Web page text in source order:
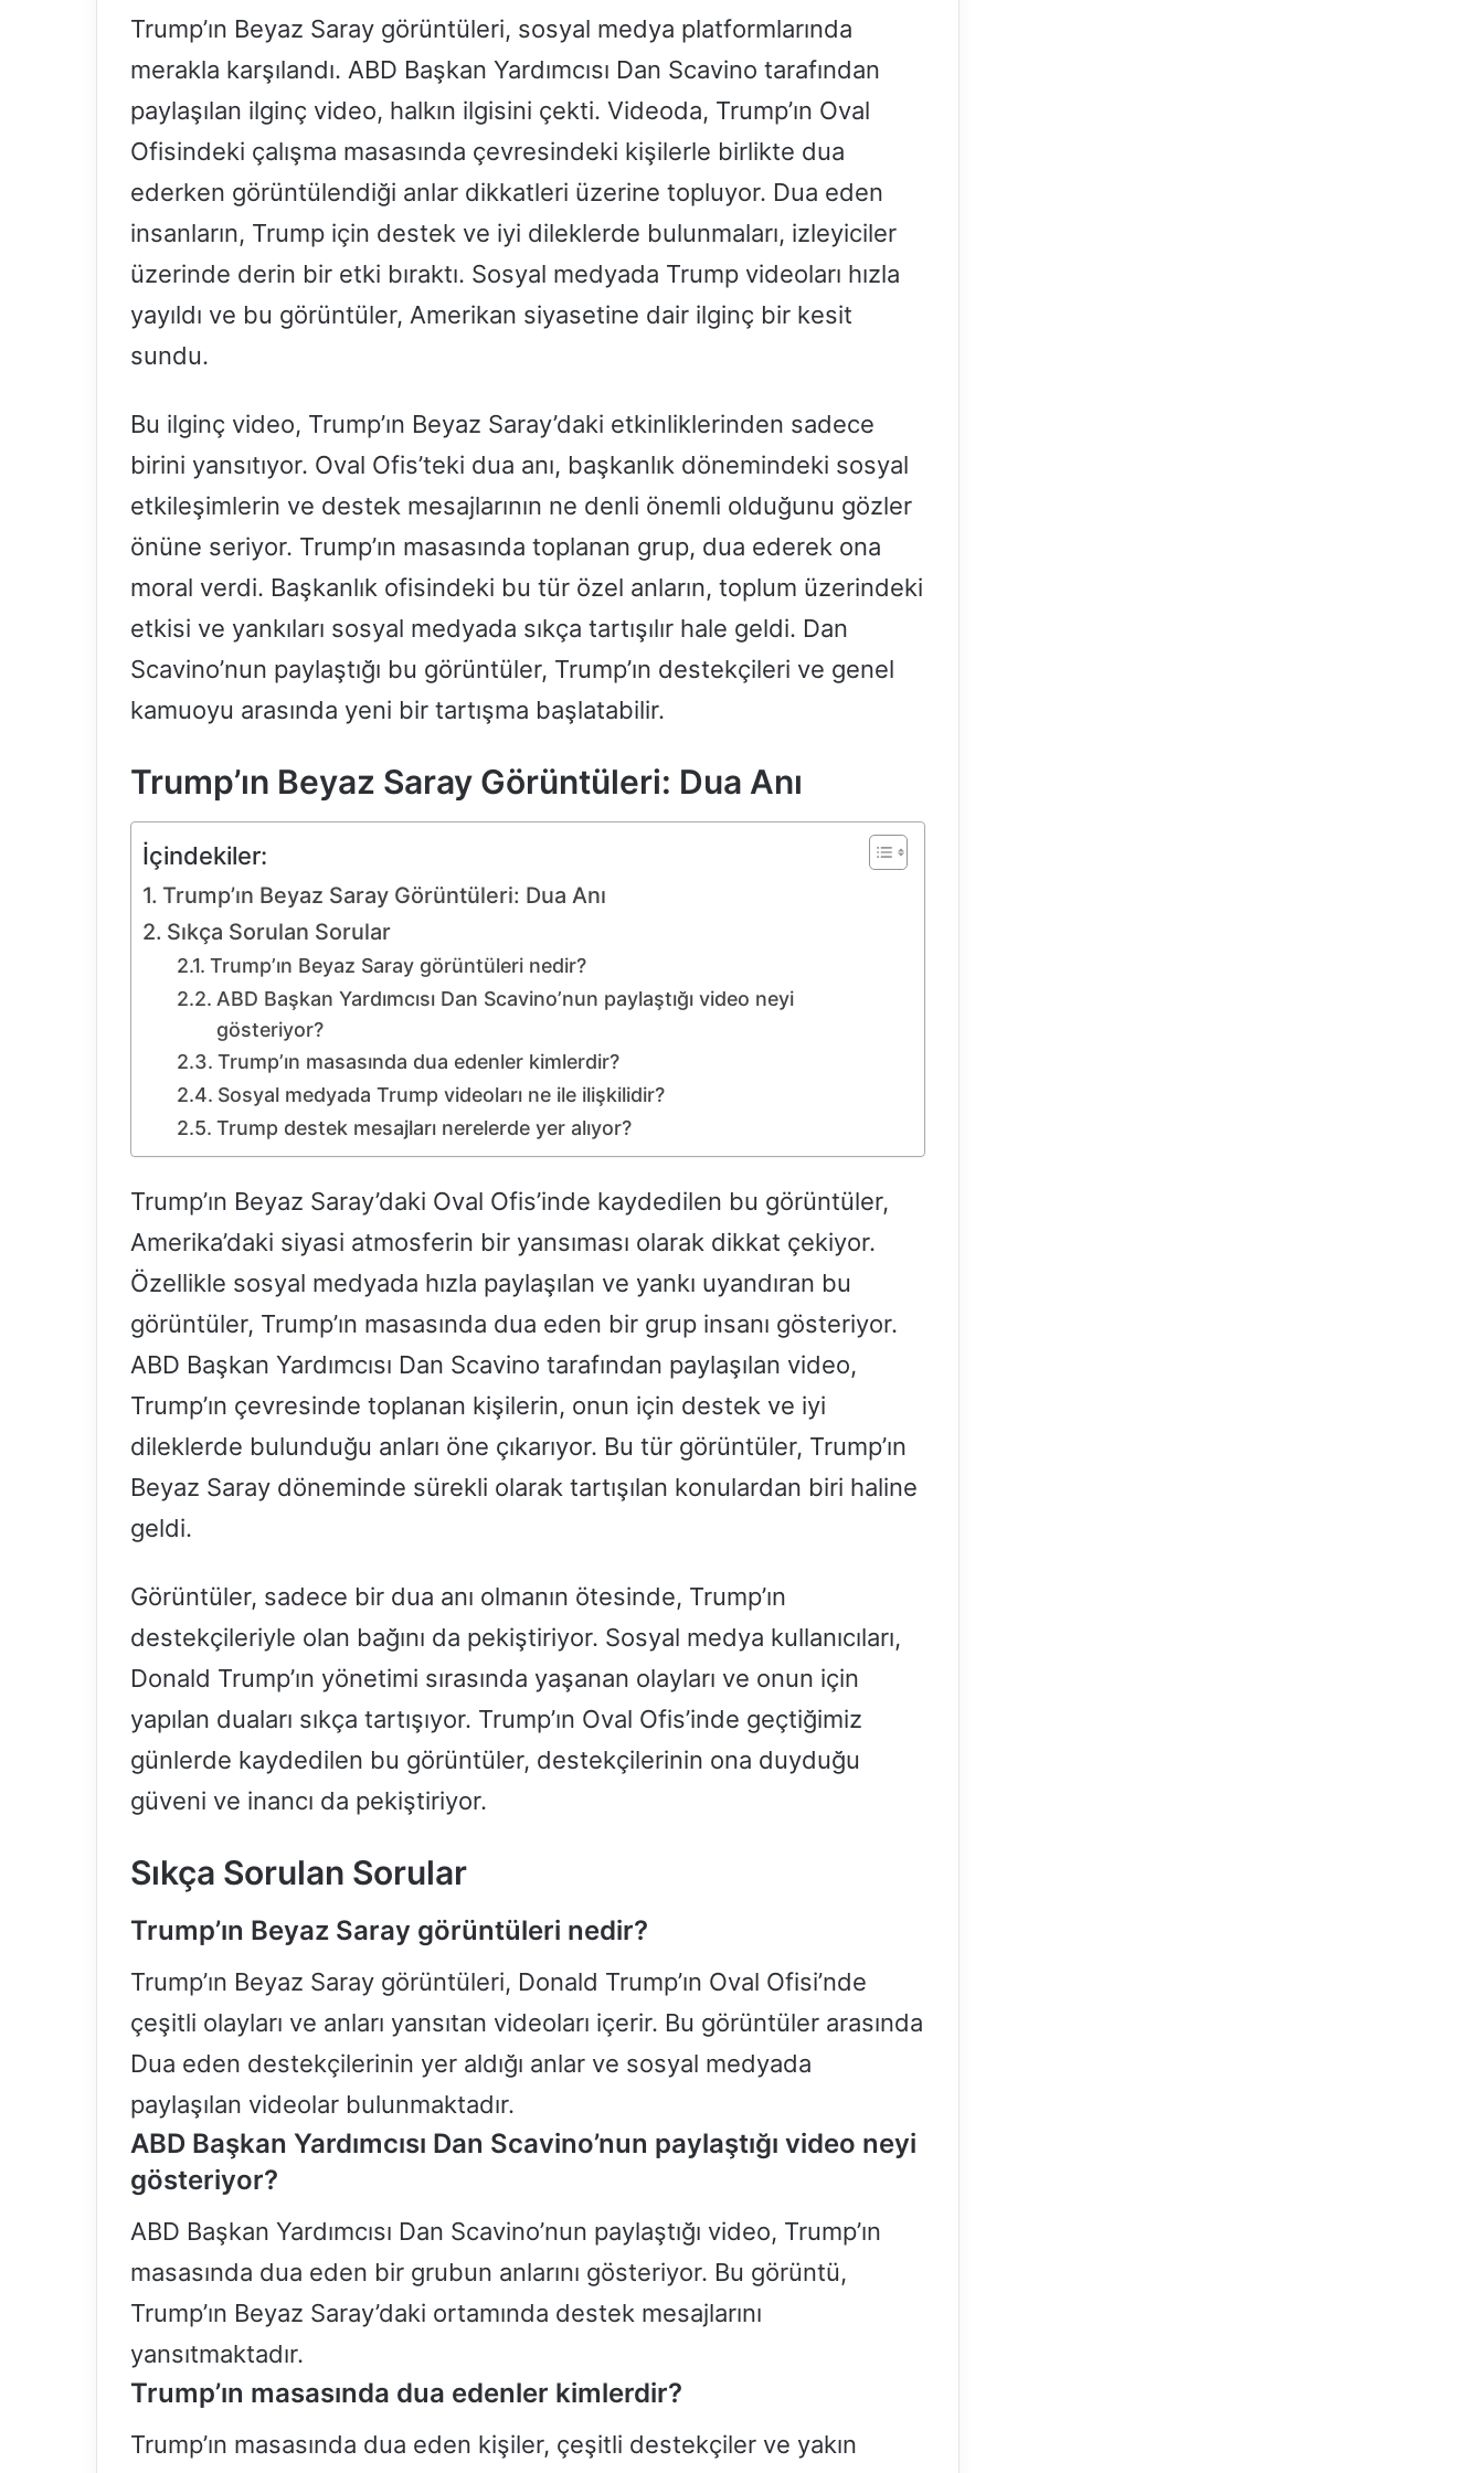
Trump’ın Beyaz Saray görüntüleri, sosyal medya platformlarında
merakla karşılandı. ABD Başkan Yardımcısı Dan Scavino tarafından
paylaşılan ilginç video, halkın ilgisini çekti. Videoda, Trump’ın Oval
Ofisindeki çalışma masasında çevresindeki kişilerle birlikte dua
ederken görüntülendiği anlar dikkatleri üzerine topluyor. Dua eden
insanların, Trump için destek ve iyi dileklerde bulunmaları, izleyiciler
üzerinde derin bir etki bıraktı. Sosyal medyada Trump videoları hızla
yayıldı ve bu görüntüler, Amerikan siyasetine dair ilginç bir kesit
sundu.
Bu ilginç video, Trump’ın Beyaz Saray’daki etkinliklerinden sadece
birini yansıtıyor. Oval Ofis’teki dua anı, başkanlık dönemindeki sosyal
etkileşimlerin ve destek mesajlarının ne denli önemli olduğunu gözler
önüne seriyor. Trump’ın masasında toplanan grup, dua ederek ona
moral verdi. Başkanlık ofisindeki bu tür özel anların, toplum üzerindeki
etkisi ve yankıları sosyal medyada sıkça tartışılır hale geldi. Dan
Scavino’nun paylaştığı bu görüntüler, Trump’ın destekçileri ve genel
kamuoyu arasında yeni bir tartışma başlatabilir.
Trump’ın Beyaz Saray Görüntüleri: Dua Anı
İçindekiler:
Trump’ın Beyaz Saray Görüntüleri: Dua Anı
Sıkça Sorulan Sorular
Trump’ın Beyaz Saray görüntüleri nedir?
ABD Başkan Yardımcısı Dan Scavino’nun paylaştığı video neyi
gösteriyor?
Trump’ın masasında dua edenler kimlerdir?
Sosyal medyada Trump videoları ne ile ilişkilidir?
Trump destek mesajları nerelerde yer alıyor?
Trump’ın Beyaz Saray’daki Oval Ofis’inde kaydedilen bu görüntüler,
Amerika’daki siyasi atmosferin bir yansıması olarak dikkat çekiyor.
Özellikle sosyal medyada hızla paylaşılan ve yankı uyandıran bu
görüntüler, Trump’ın masasında dua eden bir grup insanı gösteriyor.
ABD Başkan Yardımcısı Dan Scavino tarafından paylaşılan video,
Trump’ın çevresinde toplanan kişilerin, onun için destek ve iyi
dileklerde bulunduğu anları öne çıkarıyor. Bu tür görüntüler, Trump’ın
Beyaz Saray döneminde sürekli olarak tartışılan konulardan biri haline
geldi.
Görüntüler, sadece bir dua anı olmanın ötesinde, Trump’ın
destekçileriyle olan bağını da pekiştiriyor. Sosyal medya kullanıcıları,
Donald Trump’ın yönetimi sırasında yaşanan olayları ve onun için
yapılan duaları sıkça tartışıyor. Trump’ın Oval Ofis’inde geçtiğimiz
günlerde kaydedilen bu görüntüler, destekçilerinin ona duyduğu
güveni ve inancı da pekiştiriyor.
Sıkça Sorulan Sorular
Trump’ın Beyaz Saray görüntüleri nedir?
Trump’ın Beyaz Saray görüntüleri, Donald Trump’ın Oval Ofisi’nde
çeşitli olayları ve anları yansıtan videoları içerir. Bu görüntüler arasında
Dua eden destekçilerinin yer aldığı anlar ve sosyal medyada
paylaşılan videolar bulunmaktadır.
ABD Başkan Yardımcısı Dan Scavino’nun paylaştığı video neyi
gösteriyor?
ABD Başkan Yardımcısı Dan Scavino’nun paylaştığı video, Trump’ın
masasında dua eden bir grubun anlarını gösteriyor. Bu görüntü,
Trump’ın Beyaz Saray’daki ortamında destek mesajlarını
yansıtmaktadır.
Trump’ın masasında dua edenler kimlerdir?
Trump’ın masasında dua eden kişiler, çeşitli destekçiler ve yakın